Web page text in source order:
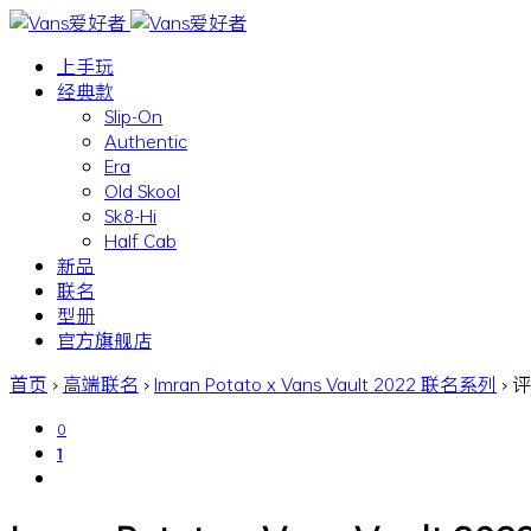
上手玩
经典款
Slip-On
Authentic
Era
Old Skool
Sk8-Hi
Half Cab
新品
联名
型册
官方旗舰店
首页 › 高端联名 ›Imran Potato x Vans Vault 2022 联名系列 ›
0
1